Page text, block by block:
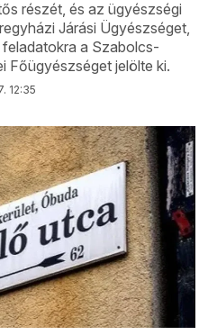
részét, és az ügyészségi
Járási Ügyészséget,
a Szabolcs-
Főügyészséget jelölte ki.
12:35